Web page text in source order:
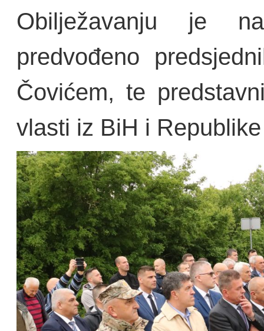
Obilježavanju je
predvođeno
Čovićem, te
vlasti iz BiH i